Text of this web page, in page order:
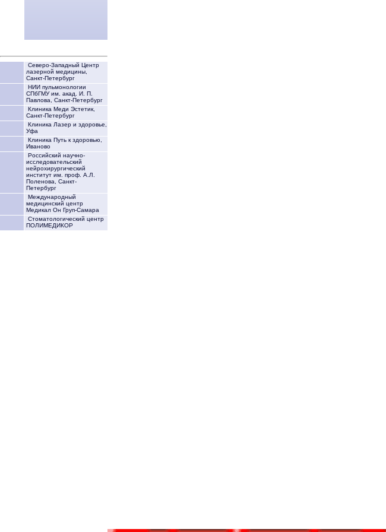
Северо-Западный Центр
лазерной медицины,
Санкт-Петербург
НИИ пульмонологии
СПбГМУ им. акад. И. П.
Павлова, Санкт-Петербург
Клиника Меди Эстетик,
Санкт-Петербург
Клиника Лазер и здоровье,
Уфа
Клиника Путь к здоровью,
Иваново
Российский научно-
исследовательский
нейрохирургический
институт им. проф. А.Л.
Поленова, Санкт-
Петербург
Международный
медицинский центр
Медикал Он Груп-Самара
Стоматологический центр
ПОЛИМЕДИКОР